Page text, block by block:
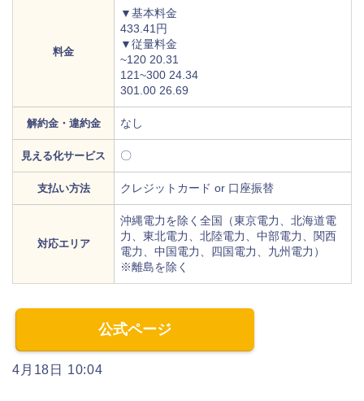
料金
▼基本料金
433.41円
▼従量料金
~120 20.31
121~300 24.34
301.00 26.69
解約金・違約金 なし
見える化サービス 〇
支払い方法 クレジットカード or 口座振替
対応エリア
沖縄電力を除く全国（東京電力、北海道電
力、東北電力、北陸電力、中部電力、関西
電力、中国電力、四国電力、九州電力）
※離島を除く
公式ページ
4月18日 10:04